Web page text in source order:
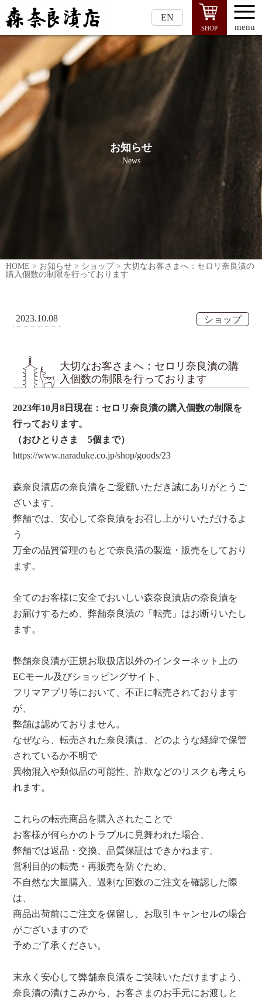
EN
SHOP menu
お知らせ
News
HOME > お知らせ > ショップ > 大切なお客さまへ：セロリ奈良漬の
購入個数の制限を行っております
2023.10.08 ショップ
大切なお客さまへ：セロリ奈良漬の購
入個数の制限を行っております
2023年10月8日現在：セロリ奈良漬の購入個数の制限を
行っております。
（おひとりさま 5個まで）
https://www.naraduke.co.jp/shop/goods/23
森奈良漬店の奈良漬をご愛顧いただき誠にありがとうご
ざいます。
弊舗では、安心して奈良漬をお召し上がりいただけるよ
う
万全の品質管理のもとで奈良漬の製造・販売をしており
ます。
全てのお客様に安全でおいしい森奈良漬店の奈良漬を
お届けするため、弊舗奈良漬の「転売」はお断りいたし
ます。
弊舗奈良漬が正規お取扱店以外のインターネット上の
ECモール及びショッピングサイト、
フリマアプリ等において、不正に転売されております
が、
弊舗は認めておりません。
なぜなら、転売された奈良漬は、どのような経緯で保管
されているか不明で
異物混入や類似品の可能性、詐欺などのリスクも考えら
れます。
これらの転売商品を購入されたことで
お客様が何らかのトラブルに見舞われた場合、
弊舗では返品・交換、品質保証はできかねます。
営利目的の転売・再販売を防ぐため、
不自然な大量購入、過剰な回数のご注文を確認した際
は、
商品出荷前にご注文を保留し、お取引キャンセルの場合
がございますので
予めご了承ください。
末永く安心して弊舗奈良漬をご笑味いただけますよう、
奈良漬の漬けこみから、お客さまのお手元にお渡しと